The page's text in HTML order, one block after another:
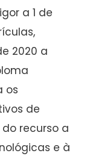
a 1 de
2020 a
os
de
recurso a
e à